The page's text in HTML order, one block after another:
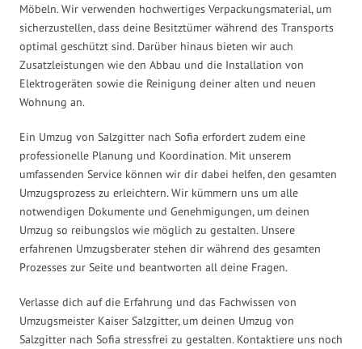
Möbeln. Wir verwenden hochwertiges Verpackungsmaterial, um
sicherzustellen, dass deine Besitztümer während des Transports
optimal geschützt sind. Darüber hinaus bieten wir auch
Zusatzleistungen wie den Abbau und die Installation von
Elektrogeräten sowie die Reinigung deiner alten und neuen
Wohnung an.
Ein Umzug von Salzgitter nach Sofia erfordert zudem eine
professionelle Planung und Koordination. Mit unserem
umfassenden Service können wir dir dabei helfen, den gesamten
Umzugsprozess zu erleichtern. Wir kümmern uns um alle
notwendigen Dokumente und Genehmigungen, um deinen
Umzug so reibungslos wie möglich zu gestalten. Unsere
erfahrenen Umzugsberater stehen dir während des gesamten
Prozesses zur Seite und beantworten all deine Fragen.
Verlasse dich auf die Erfahrung und das Fachwissen von
Umzugsmeister Kaiser Salzgitter, um deinen Umzug von
Salzgitter nach Sofia stressfrei zu gestalten. Kontaktiere uns noch